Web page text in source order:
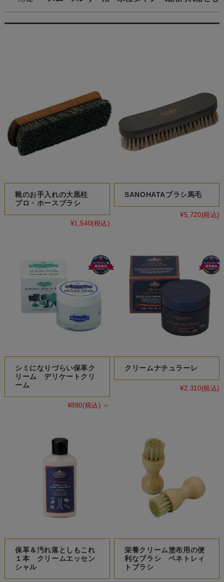
靴のお手入れの大黒柱
プロ・ホースブラシ
¥1,540(税込)
SANOHATAブラシ馬毛
¥5,720(税込)
シミになりづらい保革ク
リーム デリケートクリ
ーム
¥880(税込) ～
クリームナチュラーレ
¥2,310(税込)
保革＆汚れ落としもこれ
１本 クリームエッセン
シャル
栄養クリーム塗布用の便
利なブラシ ペネトレィ
トブラシ